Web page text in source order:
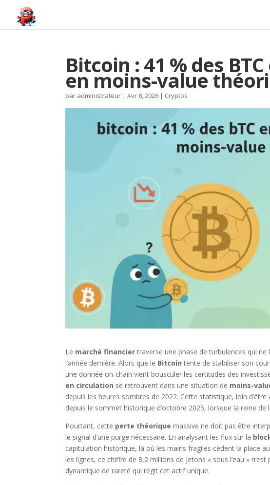
Bitcoin : 41 % des
en moins-value
par administrateur |Avr 8, 2026 | Cryptos
Le marché financiertraverse une phase de turbulences qui
l’année dernière. Alors que le Bitcoin tente de stabiliser son
une donnée on-chain vient bousculer les certitudes des
en circulation se retrouvent dans une situation de moins-
depuis les heures sombres de 2022. Cette statistique, loin
depuis le sommet historique d’octobre 2025, lorsque la reine de
Pourtant, cette perte théorique massive ne doit pas être
le signal d’une purge nécessaire. En analysant les flux sur la
capitulation historique, là où les mains fragiles cèdent la place
les lignes, ce chiffre de 8,2 millions de jetons « sous l’eau »
dynamique de rareté qui régit cet actif unique.